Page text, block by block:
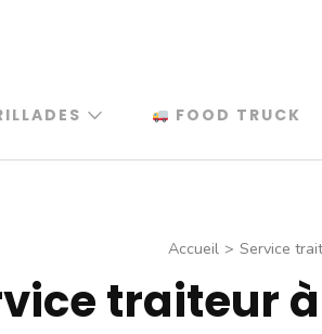
FOOD TRUCK
Accueil > Service
traiteur